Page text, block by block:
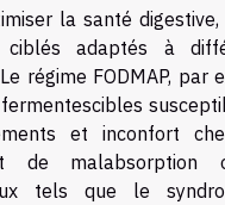
la santé
ciblés adaptés à
régime FODMAP, par
et inconfort
de malabsorption
tels que le